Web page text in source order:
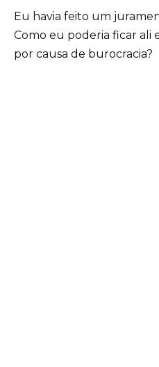
Eu havia feito um
Como eu poderia ficar ali
por causa de burocracia?